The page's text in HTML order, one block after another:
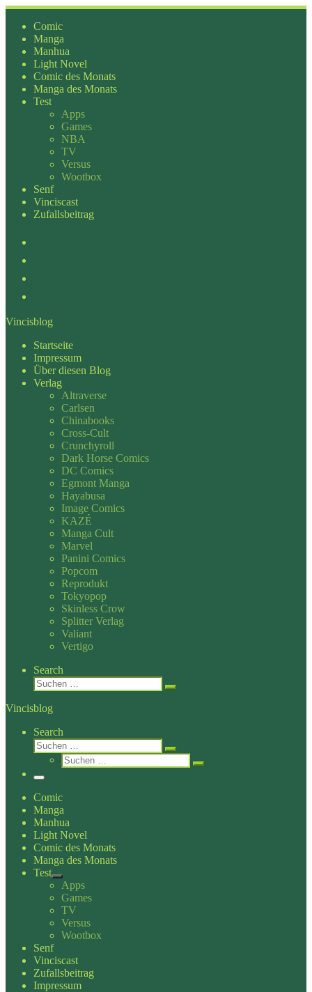
Zum
Inhalt
springen
Comic
Manga
Manhua
Light Novel
Comic des Monats
Manga des Monats
Test
Apps
Games
NBA
TV
Versus
Wootbox
Senf
Vinciscast
Zufallsbeitrag
Vincisblog
Startseite
Impressum
Über diesen Blog
Verlag
Altraverse
Carlsen
Chinabooks
Cross-Cult
Crunchyroll
Dark Horse Comics
DC Comics
Egmont Manga
Hayabusa
Image Comics
KAZÉ
Manga Cult
Marvel
Panini Comics
Popcom
Reprodukt
Tokyopop
Skinless Crow
Splitter Verlag
Valiant
Vertigo
Search
Suche
Suchen …
Vincisblog
Search
Suche
Suchen …
Suche
Suchen …
Menü
Comic
Manga
Manhua
Light Novel
Comic des Monats
Manga des Monats
Test
Apps
Games
TV
Versus
Wootbox
Senf
Vinciscast
Zufallsbeitrag
Impressum